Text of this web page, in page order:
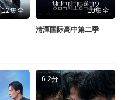
12集全 10集全
清潭国际高中第二季
6.2分